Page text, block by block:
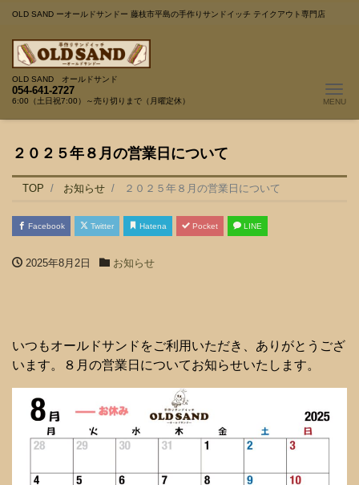
OLD SAND ーオールドサンドー 藤枝市平島の手作りサンドイッチ テイクアウト専門店
OLD SAND オールドサンド
054-641-2727
6:00（土日祝7:00）～売り切りまで（月曜定休）
２０２５年８月の営業日について
TOP お知らせ ２０２５年８月の営業日について
Facebook Twitter Hatena Pocket LINE
2025年8月2日 お知らせ
いつもオールドサンドをご利用いただき、ありがとうござ
います。８月の営業日についてお知らせいたします。